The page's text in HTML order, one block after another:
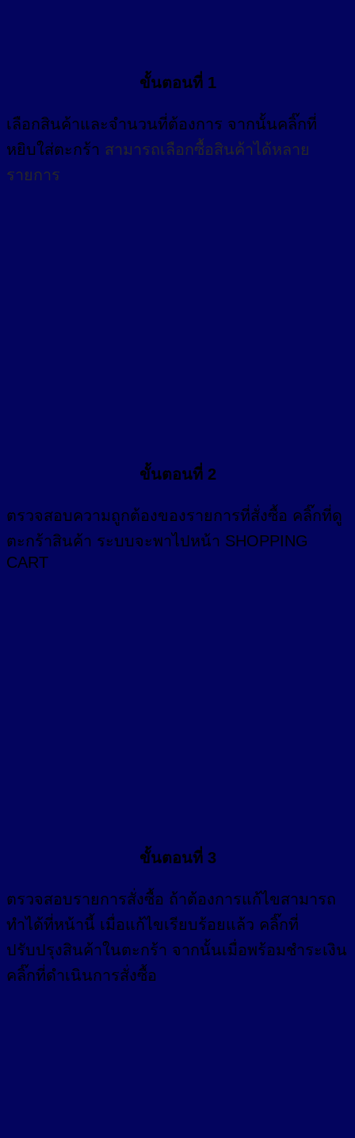
ขั้นตอนที่ 1
เลือกสินค้าและจำนวนที่ต้องการ จากนั้นคลิ๊กที่
หยิบใส่ตะกร้า สามารถเลือกซื้อสินค้าได้หลาย
รายการ
ขั้นตอนที่ 2
ตรวจสอบความถูกต้องของรายการที่สั่งซื้อ คลิ๊กที่ดู
ตะกร้าสินค้า ระบบจะพาไปหน้า SHOPPING
CART
ขั้นตอนที่ 3
ตรวจสอบรายการสั่งซื้อ ถ้าต้องการแก้ไขสามารถ
ทำได้ที่หน้านี้ เมื่อแก้ไขเรียบร้อยแล้ว คลิ๊กที่
ปรับปรุงสินค้าในตะกร้า จากนั้นเมื่อพร้อมชำระเงิน
คลิ๊กที่ดำเนินการสั่งซื้อ